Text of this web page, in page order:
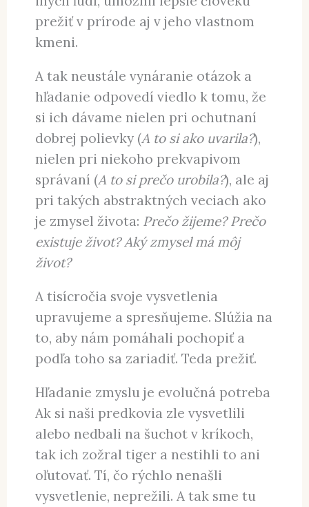
maliny?) a čo nastane v budúcnosti
(Keď prichádzajú tieto sivé mraky, bude
snežiť?)
na prostredie, iných živočíchov a na
iných ľudí, umožnil lepšie človeku
prežiť v prírode aj v jeho vlastnom
A tak neustále vynáranie otázok a
hľadanie odpovedí viedlo k tomu, že
si ich dávame nielen pri ochutnaní
dobrej polievky ( A to si ako uvarila?),
nielen pri niekoho prekvapivom
správaní (
pri takých abstraktných veciach ako
je zmysel života:
Prečo žijeme? Prečo
existuje život? Aký zmysel má môj
život?
A tisícročia svoje vysvetlenia
upravujeme a spresňujeme. Slúžia na
to, aby nám pomáhali pochopiť a
podľa toho sa zariadiť. Teda prežiť.
Hľadanie zmyslu je evolučná potreba
Ak si naši predkovia zle vysvetlili